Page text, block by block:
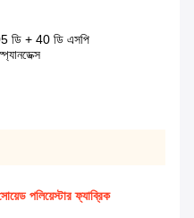
ডি + 40 ডি এসপি
পলিয়েস্টার ফ্যাব্রিক